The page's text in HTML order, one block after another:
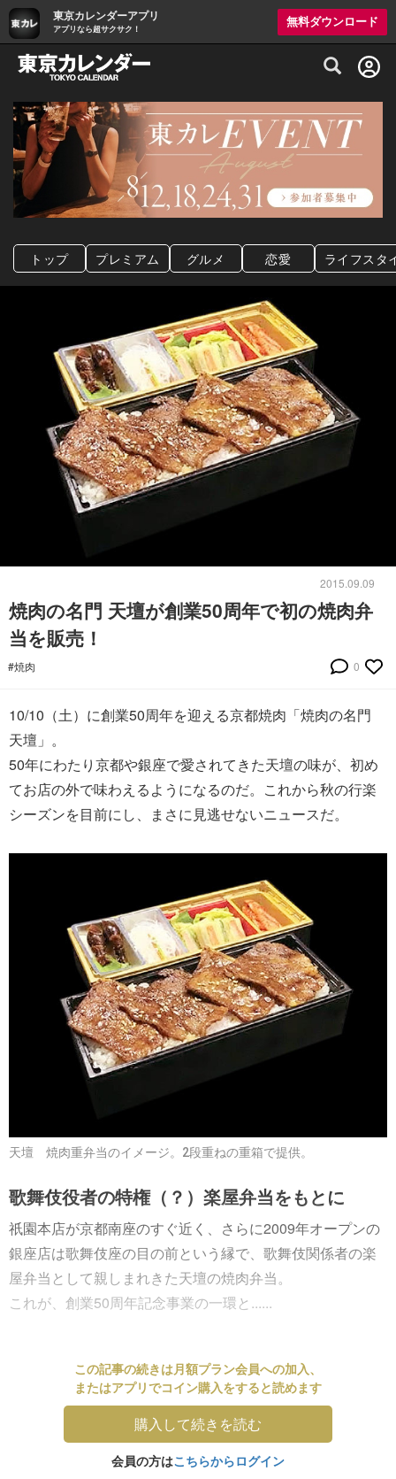
東京カレンダーアプリ
アプリなら超サクサク！
無料ダウンロード
グルメ情報・プレミアムレストラン予約
トップ プレミアム グルメ 恋愛 ライフスタ
2015.09.09
焼肉の名門 天壇が創業50周年で初の焼肉弁
当を販売！
#焼肉 0
10/10（土）に創業50周年を迎える京都焼肉「焼肉の名門
天壇」。
50年にわたり京都や銀座で愛されてきた天壇の味が、初め
てお店の外で味わえるようになるのだ。これから秋の行楽
シーズンを目前にし、まさに見逃せないニュースだ。
天壇 焼肉重弁当のイメージ。2段重ねの重箱で提供。
歌舞伎役者の特権（？）楽屋弁当をもとに
祇園本店が京都南座のすぐ近く、さらに2009年オープンの
銀座店は歌舞伎座の目の前という縁で、歌舞伎関係者の楽
屋弁当として親しまれきた天壇の焼肉弁当。
これが、創業50周年記念事業の一環と......
この記事の続きは月額プラン会員への加入、
またはアプリでコイン購入をすると読めます
購入して続きを読む
会員の方はこちらからログイン